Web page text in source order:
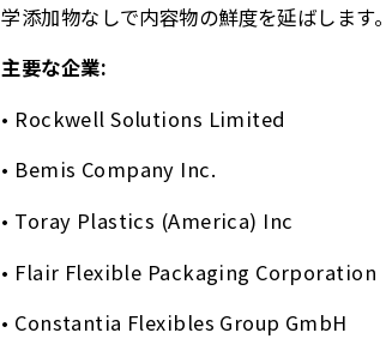
学添加物なしで内容物の鮮度を延ばします。
主要な企業:
• Rockwell Solutions Limited
• Bemis Company Inc.
• Toray Plastics (America) Inc
• Flair Flexible Packaging Corporation
• Constantia Flexibles Group GmbH